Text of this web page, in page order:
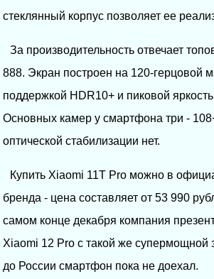
стеклянный корпус позволяет ее
За производительность отвечает
888. Экран построен на 120-герцовой
поддержкой HDR10+ и пиковой
Основных камер у смартфона три -
оптической стабилизации нет.
Купить Xiaomi 11T Pro можно в
бренда - цена составляет от 53 990
самом конце декабря компания
Xiaomi 12 Pro с такой же супермощной
до России смартфон пока не доехал.